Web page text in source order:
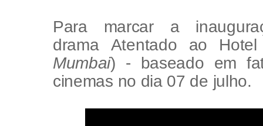
Para marcar a
drama Atentado ao
Mumbai) - baseado em
cinemas no dia 07 de julho.